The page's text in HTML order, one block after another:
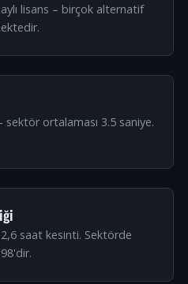
lisans – birçok alternatif
sektör ortalaması 3.5 saniye.
2,6 saat kesinti. Sektörde